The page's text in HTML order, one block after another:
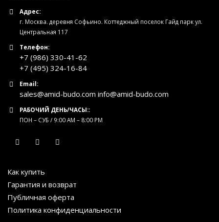
Адрес:
г. Москва. деревня Софьино. Коттеджный поселок Гайд парк ул.
Центральная 117
Телефон:
+7 (986) 330-41-62
+7 (495) 324-16-84
Email:
sales@amid-budo.com info@amid-budo.com
РАБОЧИЙ ДЕНЬ/ЧАСЫ::
ПОН – СУБ / 9:00 AM – 8:00 PM
Как купить
Гарантия и возврат
Публичная оферта
Политика конфиденциальности